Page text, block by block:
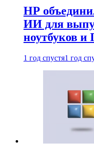
HP
ИИ для
ноутбуков и
1 год спустя1 год